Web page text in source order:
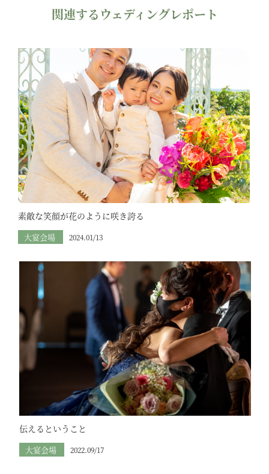
関連するウェディングレポート
素敵な笑顔が花のように咲き誇る
大宴会場 2024.01/13
伝えるということ
大宴会場 2022.09/17